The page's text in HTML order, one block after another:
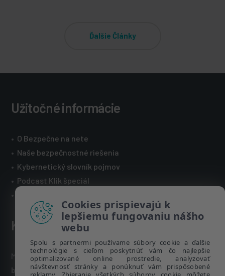
Ďalšie Články
Užitočné informácie
• O Bezpečne na nete
• Naše bezpečnostné riešenia
• Kybernetický slovník pojmov
• Podcast Klik špeciál
•
Kontakt
Máte nezodpovedané otázky? Napíšte nám:
bezpecnenanete@eset.sk
Cookies prispievajú k
lepšiemu fungovaniu nášho
webu
Spolu s partnermi používame súbory cookie a ďalšie
technológie s cieľom poskytnúť vám čo najlepšie
optimalizované online prostredie, analyzovať
návštevnosť stránky a ponúknuť vám prispôsobené